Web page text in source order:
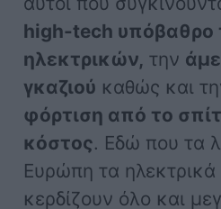
high-tech υπόβαθρο
ηλεκτρικών, την
γκαζιού καθώς και
φόρτιση από το
κόστος. Εδώ που τα
Ευρώπη τα ηλεκτρικά
κερδίζουν όλο και